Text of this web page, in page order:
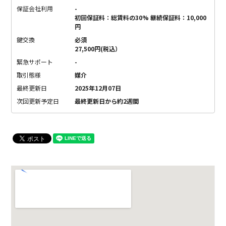
保証会社利用
-
初回保証料：総賃料の30% 継続保証料：10,000
円
鍵交換
必須
27,500円(税込）
緊急サポート
-
取引態様
媒介
最終更新日
2025年12月07日
次回更新予定日
最終更新日から約2週間